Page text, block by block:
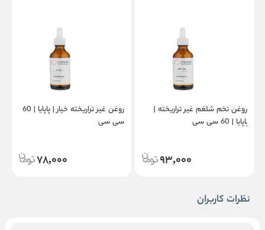
روغن تخم شلغم غیر تراریخته |
پاپایا | 60 سی سی
93,000
روغن غیر تراریخته خیار | پاپایا | 60
سی سی
78,000
نظرات کاربران